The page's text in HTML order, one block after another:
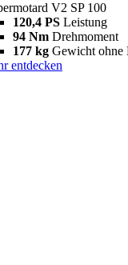
V2 SP 100
120,4 PS Leistung
94 Nm Drehmoment
177 kg Gewicht ohne
entdecken